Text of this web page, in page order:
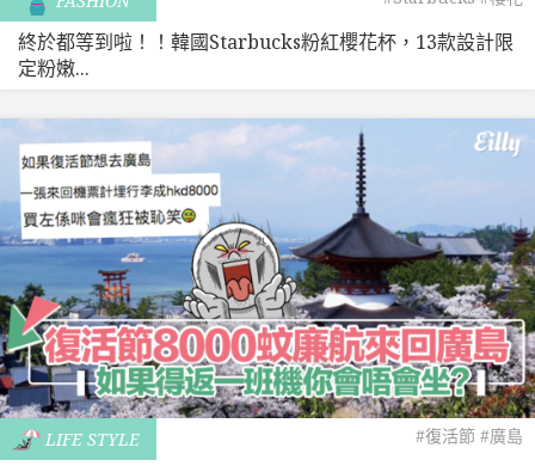
終於都等到啦！！韓國Starbucks粉紅櫻花杯，13款設計限
定粉嫩...
LIFE STYLE #復活節 #廣島